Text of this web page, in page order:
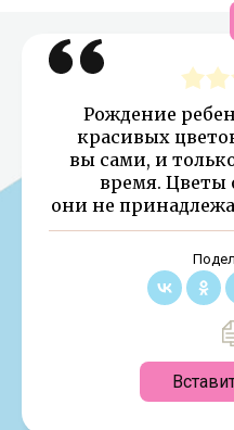
Рождение
красивых
вы сами, и
время. Цветы
они не